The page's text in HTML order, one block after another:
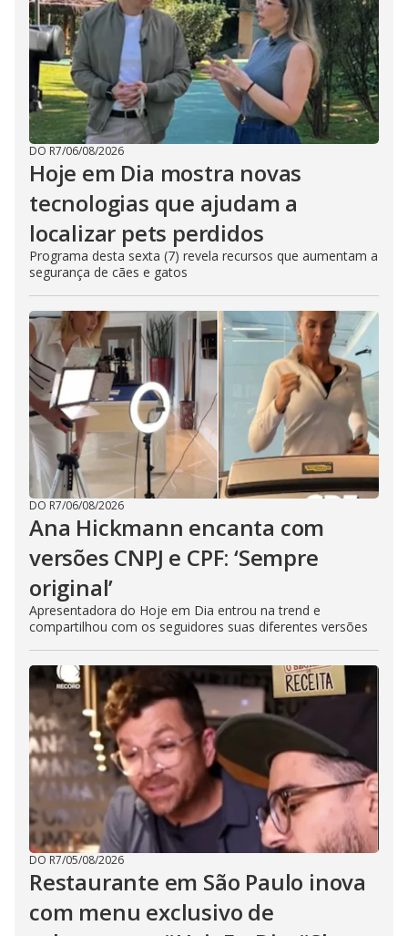
DO R7/06/08/2026
Hoje em Dia mostra novas
tecnologias que ajudam a
localizar pets perdidos
Programa desta sexta (7) revela recursos que aumentam a
segurança de cães e gatos
DO R7/06/08/2026
Ana Hickmann encanta com
versões CNPJ e CPF: ‘Sempre
original’
Apresentadora do Hoje em Dia entrou na trend e
compartilhou com os seguidores suas diferentes versões
DO R7/05/08/2026
Restaurante em São Paulo inova
com menu exclusivo de